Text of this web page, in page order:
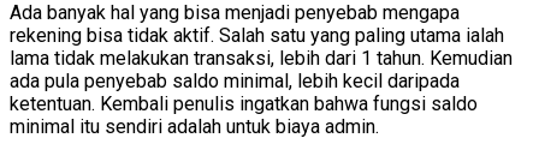
Ada banyak hal yang bisa menjadi penyebab mengapa
rekening bisa tidak aktif. Salah satu yang paling utama ialah
lama tidak melakukan transaksi, lebih dari 1 tahun. Kemudian
ada pula penyebab saldo minimal, lebih kecil daripada
ketentuan. Kembali penulis ingatkan bahwa fungsi saldo
minimal itu sendiri adalah untuk biaya admin.